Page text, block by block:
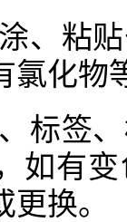
、粘
氯化物
标签
如有
换。